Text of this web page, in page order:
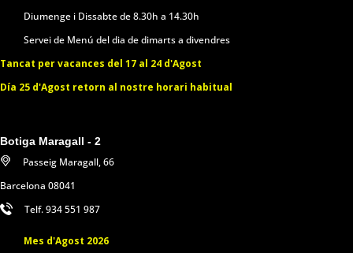
Diumenge i Dissabte de 8.30h a 14.30h
Servei de Menú del dia de dimarts a divendres
Tancat per vacances del 17 al 24 d'Agost
Día 25 d'Agost retorn al nostre horari habitual
Botiga Maragall - 2
Passeig Maragall, 66
Barcelona 08041
Telf. 934 551 987
Mes d'Agost 2026